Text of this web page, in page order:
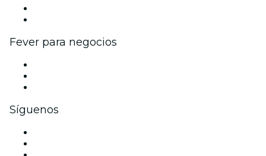
Fever para negocios
Síguenos